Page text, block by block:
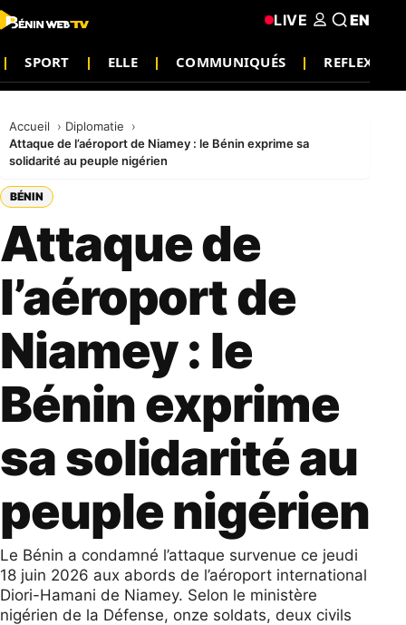
SPORT ELLE COMMUNIQUÉS
LIVE EN
Accueil
Diplomatie
Attaque de l’aéroport de Niamey : le Bénin exprime sa
solidarité au peuple nigérien
BÉNIN
Attaque de
l’aéroport de
Niamey : le
Bénin exprime
sa solidarité au
peuple nigérien
Le Bénin a condamné l’attaque survenue ce jeudi
18 juin 2026 aux abords de l’aéroport international
Diori-Hamani de Niamey. Selon le ministère
nigérien de la Défense, onze soldats, deux civils